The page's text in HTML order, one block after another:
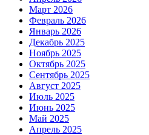
Март 2026
Февраль 2026
Январь 2026
Декабрь 2025
Ноябрь 2025
Октябрь 2025
Сентябрь 2025
Август 2025
Июль 2025
Июнь 2025
Май 2025
Апрель 2025